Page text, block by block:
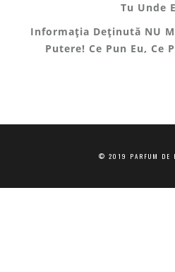
Tu Unde
Informația Deținută NU
Putere! Ce Pun Eu, Ce
© 2019 PARFUM DE